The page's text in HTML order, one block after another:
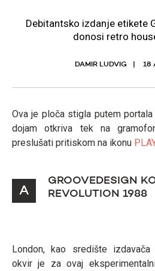
Debitantsko izdanje etikete
donosi retro
DAMIR LUDVIG 18
Ova je ploča stigla putem portala
dojam otkriva tek na
preslušati pritiskom na ikonu
A
GROOVEDESIGN
REVOLUTION 1988
London, kao središte izdavača
okvir je za ovaj